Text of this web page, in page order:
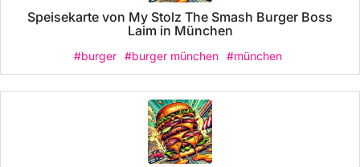
Speisekarte von My Stolz The Smash Burger Boss
Laim in München
#burger #burger münchen #münchen